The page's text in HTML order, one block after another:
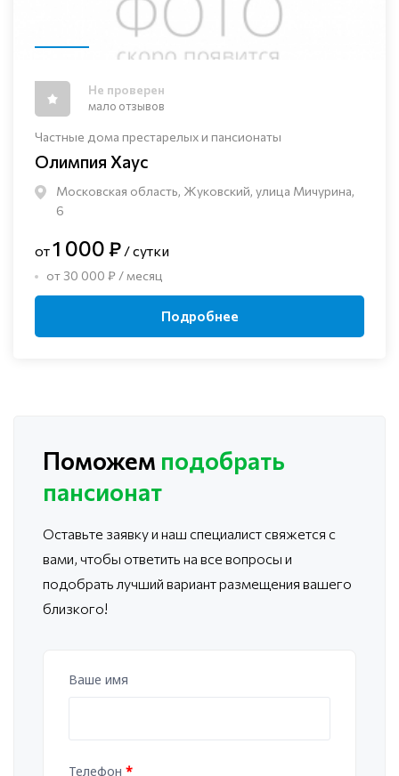
Частные дома престарелых и пансионаты
Олимпия Хаус
Московская область, Жуковский, улица Мичурина,
6
Не проверен
мало отзывов
от1 000 ₽ / сутки
от 30 000 ₽ / месяц
Подробнее
Поможем подобрать
пансионат
Оставьте заявку и наш специалист свяжется с
вами, чтобы ответить на все вопросы и
подобрать лучший вариант размещения вашего
близкого!